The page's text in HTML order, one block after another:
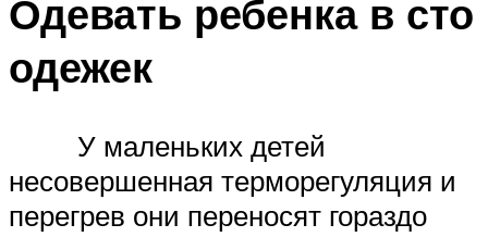
Одевать ребенка в сто
одежек
У маленьких детей
несовершенная терморегуляция и
перегрев они переносят гораздо